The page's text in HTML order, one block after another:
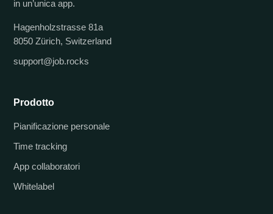
in un’unica app.
Hagenholzstrasse 81a
8050 Zürich, Switzerland
support@job.rocks
Prodotto
Pianificazione personale
Time tracking
App collaboratori
Whitelabel